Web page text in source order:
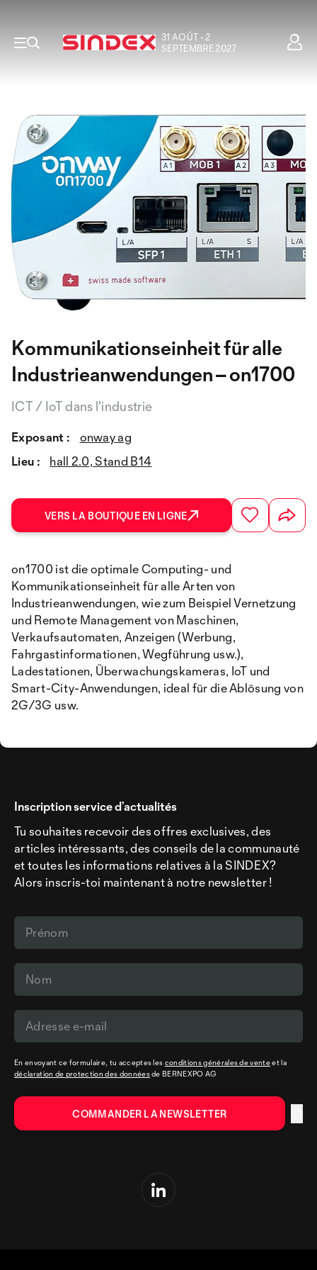
31 AOÛT - 2
SEPTEMBRE 2027
Kommunikationseinheit für alle
Industrieanwendungen – on1700
ICT / IoT dans l'industrie
Exposant :
onway ag
Lieu :
hall 2.0, Stand B14
VERS LA BOUTIQUE EN LIGNE
on1700 ist die optimale Computing- und
Kommunikationseinheit für alle Arten von
Industrieanwendungen, wie zum Beispiel Vernetzung
und Remote Management von Maschinen,
Verkaufsautomaten, Anzeigen (Werbung,
Fahrgastinformationen, Wegführung usw.),
Ladestationen, Überwachungskameras, IoT und
Smart-City-Anwendungen, ideal für die Ablösung von
2G/3G usw.
Inscription service d’actualités
Tu souhaites recevoir des offres exclusives, des
articles intéressants, des conseils de la communauté
et toutes les informations relatives à la SINDEX?
Alors inscris-toi maintenant à notre newsletter !
En envoyant ce formulaire, tu acceptes les conditions générales de venteet la
déclaration de protection des donnéesde BERNEXPO AG